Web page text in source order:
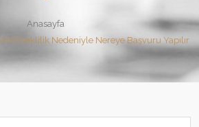
Anasayfa
Emeklilik Nedeniyle Nereye Başvuru Yapılır